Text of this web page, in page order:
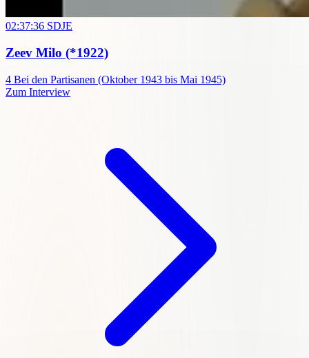
02:37:36 SDJE
Zeev Milo (*1922)
4 Bei den Partisanen (Oktober 1943 bis Mai 1945)
Zum Interview